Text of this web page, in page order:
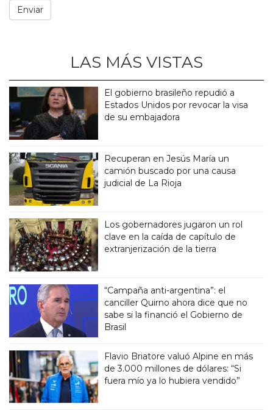
LAS MÁS VISTAS
El gobierno brasileño repudió a
Estados Unidos por revocar la visa
de su embajadora
Recuperan en Jesús María un
camión buscado por una causa
judicial de La Rioja
Los gobernadores jugaron un rol
clave en la caída de capítulo de
extranjerización de la tierra
“Campaña anti-argentina”: el
canciller Quirno ahora dice que no
sabe si la financió el Gobierno de
Brasil
Flavio Briatore valuó Alpine en más
de 3.000 millones de dólares: “Si
fuera mío ya lo hubiera vendido”